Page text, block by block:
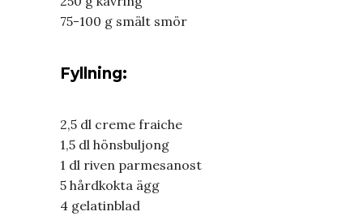
75-100 g smält smör
Fyllning:
2,5 dl creme fraiche
1,5 dl hönsbuljong
1 dl riven parmesanost
5 hårdkokta ägg
4 gelatinblad